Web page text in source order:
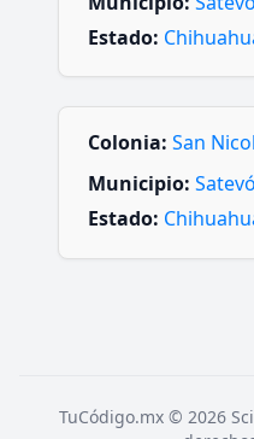
Estado:
Colonia: San
Municipio: Satevó
Estado:
TuCódigo.mx © 2026